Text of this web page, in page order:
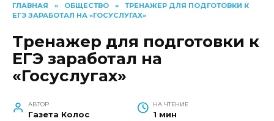
ГЛАВНАЯ » ОБЩЕСТВО »
ТРЕНАЖЕР ДЛЯ ПОДГОТОВКИ К
ЕГЭ ЗАРАБОТАЛ НА «ГОСУСЛУГАХ»
Тренажер для подготовки к
ЕГЭ заработал на
«Госуслугах»
АВТОР
Газета Колос
НА ЧТЕНИЕ
1 мин